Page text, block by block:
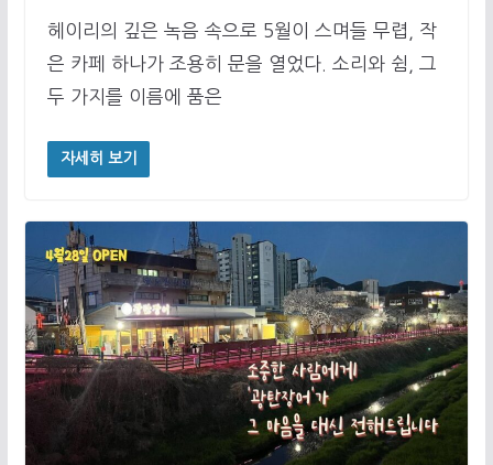
헤이리의 깊은 녹음 속으로 5월이 스며들 무렵, 작
은 카페 하나가 조용히 문을 열었다. 소리와 쉼, 그
두 가지를 이름에 품은
자세히 보기